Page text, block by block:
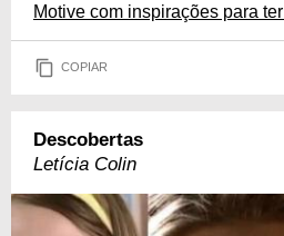
Motive com inspirações para
COPIAR
Descobertas
Letícia Colin